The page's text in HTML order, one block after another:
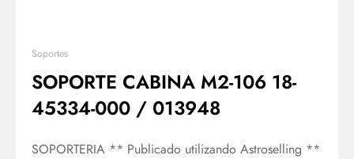
Soportes
SOPORTE CABINA M2-106 18-
45334-000 / 013948
SOPORTERIA ** Publicado utilizando Astroselling **